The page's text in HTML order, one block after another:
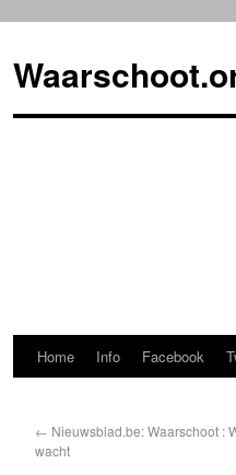
Home Info Facebook
← Nieuwsblad.be: Waarschoot :
wacht